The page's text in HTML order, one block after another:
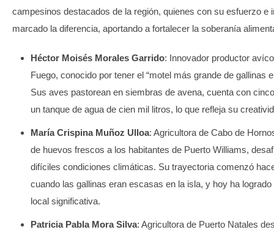
campesinos destacados de la región, quienes con su esfuerzo e
marcado la diferencia, aportando a fortalecer la soberanía
Héctor Moisés Morales Garrido: Innovador productor
Fuego, conocido por tener el “motel más grande de gallinas
Sus aves pastorean en siembras de avena, cuenta con
un tanque de agua de cien mil litros, lo que refleja su
María Crispina Muñoz Ulloa: Agricultora de Cabo de
de huevos frescos a los habitantes de Puerto Williams,
difíciles condiciones climáticas. Su trayectoria comenzó
cuando las gallinas eran escasas en la isla, y hoy ha
local significativa.
Patricia Pabla Mora Silva: Agricultora de Puerto Natales